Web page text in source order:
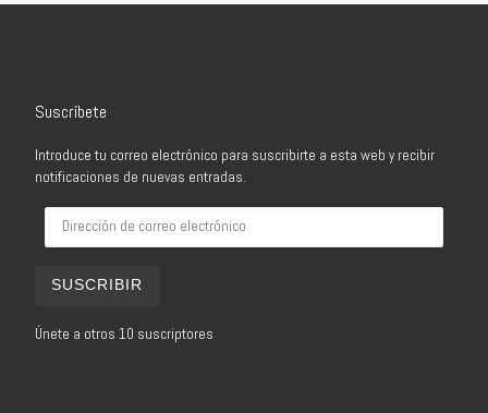
Suscríbete
Introduce tu correo electrónico para suscribirte a esta web y recibir
notificaciones de nuevas entradas.
SUSCRIBIR
Únete a otros 10 suscriptores